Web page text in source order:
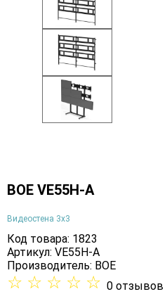
BOE VE55H-A
Видеостена 3х3
Код товара: 1823
Артикул: VE55H-A
Производитель: BOE
☆ ☆ ☆ ☆ ☆ 0 отзывов